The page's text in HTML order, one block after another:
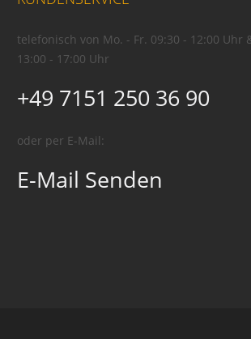
telefonisch von Mo. - Fr. 09:30 - 12:00 Uhr
13:00 - 17:00 Uhr
+49 7151 250 36 90
oder per E-Mail:
E-Mail Senden